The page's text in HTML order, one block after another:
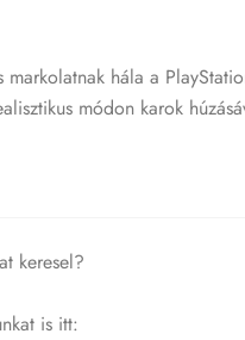
hála a
módon karok
keresel?
is itt: